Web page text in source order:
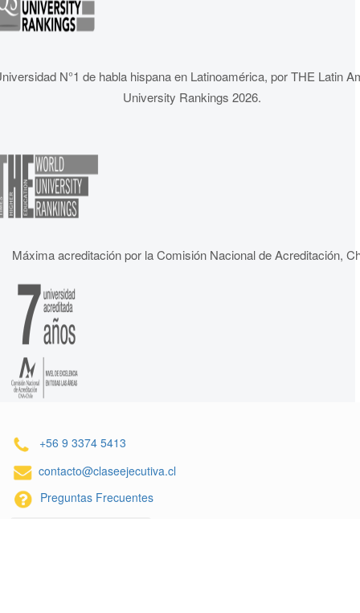
N°1 de habla hispana en Latinoamérica, por THE Latin
University Rankings 2026.
Máxima acreditación por la Comisión Nacional de Acreditación,
+56 9 3374 5413
contacto@claseejecutiva.cl
Preguntas Frecuentes